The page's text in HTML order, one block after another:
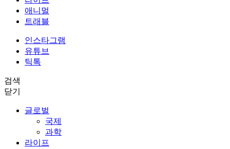
애니멀
트래블
인스타그램
유튜브
틱톡
검색
닫기
글로벌
국제
과학
라이프